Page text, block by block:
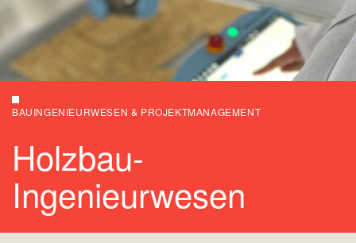
BAUINGENIEURWESEN & PROJEKTMANAGEMENT
Holzbau-
Ingenieurwesen